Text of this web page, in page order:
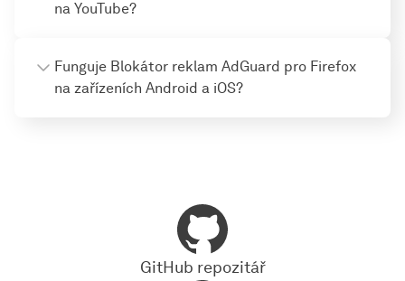
na YouTube?
Funguje Blokátor reklam AdGuard pro Firefox
na zařízeních Android a iOS?
GitHub repozitář